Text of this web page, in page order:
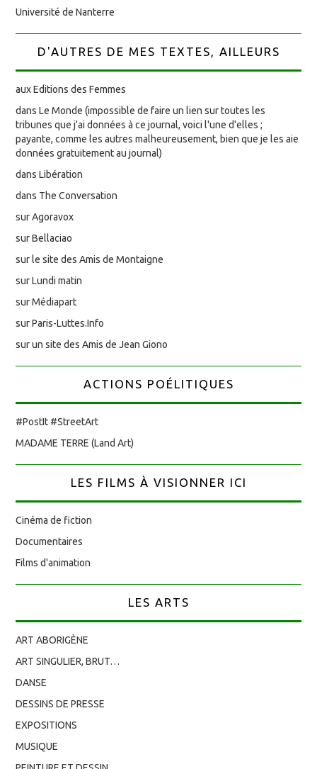
Université de Nanterre
D'AUTRES DE MES TEXTES, AILLEURS
aux Editions des Femmes
dans Le Monde (impossible de faire un lien sur toutes les
tribunes que j'ai données à ce journal, voici l'une d'elles ;
payante, comme les autres malheureusement, bien que je les aie
données gratuitement au journal)
dans Libération
dans The Conversation
sur Agoravox
sur Bellaciao
sur le site des Amis de Montaigne
sur Lundi matin
sur Médiapart
sur Paris-Luttes.Info
sur un site des Amis de Jean Giono
ACTIONS POÉLITIQUES
#PostIt #StreetArt
MADAME TERRE (Land Art)
LES FILMS À VISIONNER ICI
Cinéma de fiction
Documentaires
Films d'animation
LES ARTS
ART ABORIGÈNE
ART SINGULIER, BRUT…
DANSE
DESSINS DE PRESSE
EXPOSITIONS
MUSIQUE